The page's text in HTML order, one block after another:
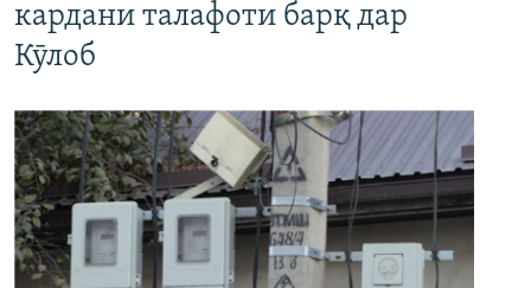
кардани талафоти барқ дар
Кӯлоб